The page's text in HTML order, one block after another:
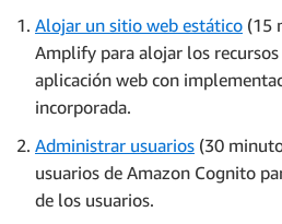
Alojar un sitio web estático (15
Amplify para alojar los
aplicación web con
incorporada.
Administrar usuarios (30
usuarios de Amazon Cognito
de los usuarios.